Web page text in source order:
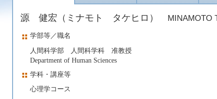
源 健宏（ミナモト タケヒロ） MINAMOTO
学部等／職名
人間科学部 人間科学科 准教授
Department of Human Sciences
学科・講座等
心理学コース